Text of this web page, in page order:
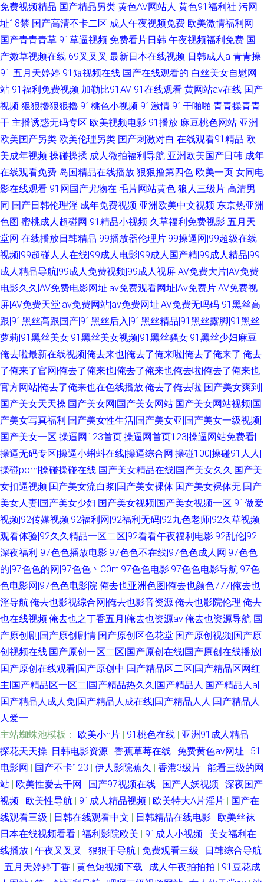
免费视频精品 国产精品另类 黄色AV网站人 黄色91福利社 污网
址18禁 国产高清不卡二区 成人午夜视频免费 欧美激情福利网
国产青青青草 91草逼视频 免费看片日韩 午夜视频福利免费 国
产嫩草视频在线 69叉叉叉 最新日本在线视频 日韩成人a 青青操
91 五月天婷婷 91短视频在线 国产在线观看的 白丝美女自慰网
站 91福利免费视频 加勒比91AV 91在线观看 黄网站av在线 国产
视频 狠狠擼狠狠擼 91桃色小视频 91激情 91干啪啪 青青操青青
干 主播诱惑无码专区 欧美视频电影 91播放 麻豆桃色网站 亚洲
欧美国产另类 欧美伦理另类 国产刺激对白 在线观看91精品 欧
美成年视频 操碰操揉 成人微拍福利导航 亚洲欧美国产日韩 成年
在线观看免费 岛国精品在线播放 狠狠撸第四色 欧美一页 女同电
影在线观看 91网国产尤物在 毛片网站黄色 狼人三级片 高清男
同 国产日韩伦理淫 成年免费视频 亚洲欧美中文视频 东京热亚洲
色图 蜜桃成人超碰网 91精品小视频 久草福利免费视影 五月天
堂网 在线播放日韩精品 99播放器伦理片|99操逼网|99超级在线
视频|99超碰人人在线|99成人电影|99成人国产精|99成人精品|99
成人精品导航|99成人免费视频|99成人视屏 AV免费大片|AV免费
电影久久|AV免费电影网址|av免费观看网址|Av免费片|AV免费视
屏|AV免费天堂|av免费网站|av免费网址|AV免费无吗码 91黑丝高
跟|91黑丝高跟国产|91黑丝后入|91黑丝精品|91黑丝露脚|91黑丝
萝莉|91黑丝美女|91黑丝美女视频|91黑丝骚女|91黑丝少妇麻豆
俺去啦最新在线视频|俺去来也|俺去了俺来啦|俺去了俺来了|俺去
了俺来了官网|俺去了俺来也|俺去了俺来也俺去啦|俺去了俺来也
官方网站|俺去了俺来也在色线播放|俺去了俺去啦 国产美女爽到|
国产美女天天操|国产美女网|国产美女网站|国产美女网站视频|国
产美女写真福利|国产美女性生活|国产美女亚|国产美女一级视频|
国产美女一区 操逼网123首页|操逼网首页123|操逼网站免费看|
操逼无码专区|操逼小蝌蚪在线|操逼综合网|操碰100|操碰91人人|
操碰porn|操碰操碰在线 国产美女精品在线|国产美女久久|国产美
女扣逼视频|国产美女流白浆|国产美女裸体|国产美女裸体无|国产
美女人妻|国产美女少妇|国产美女视频|国产美女视频一区 91做爱
视频|92传媒视频|92福利网|92福利无码|92九色老师|92久草视频
观看体验|92久久精品一区二区|92看看午夜福利电影|92乱伦|92
深夜福利 97色色播放电影|97色色不在线|97色色成人网|97色色
的|97色色的网|97色色丶C0m|97色色电影|97色色电影导航|97色
色电影网|97色色电影院 俺去也亚洲色图|俺去也颜色777|俺去也
淫导航|俺去也影视综合网|俺去也影音资源|俺去也影院伦理|俺去
也在线视频|俺去也之丁香五月|俺去也资源av|俺去也资源导航 国
产原创剧|国产原创剧情|国产原创区色花堂|国产原创视频|国产原
创视频在线|国产原创一区二区|国产原创在线|国产原创在线播放|
国产原创在线观看|国产原创中 国产精品区二区|国产精品区网红
主|国产精品区一区二|国产精品热久久|国产精品人|国产精品人a|
国产精品人成人免|国产精品人成在线|国产精品人人|国产精品人
人爱一
主站蜘蛛池模板： 欧美小h片 | 91桃色在线 | 亚洲91成人精品 |
探花天天操| 日韩电影资源 | 香蕉草莓在线 | 免费黄色av网址 | 51
电影网 | 国产不卡123 | 伊人影院蕉久 | 香港3级片 | 能看三级的网
站 | 欧美性爱去干网 | 国产97视频在线 | 国产人妖视频 | 深夜国产
视频 | 欧美性导航 | 91成人精品视频 | 欧美特大A片淫片 | 国产在
线观看三级 | 日韩在线观看中文 | 日韩精品在线电影 | 欧美丝袜|
日本在线视频看看 | 福利影院欧美 | 91成人小视频 | 美女福利在
线播放 | 午夜叉叉叉 | 狠狠干导航 | 免费观看三级 | 日韩综合导航
| 五月天婷婷丁香 | 黄色短视频下载 | 成人午夜拍拍拍 | 91豆花成